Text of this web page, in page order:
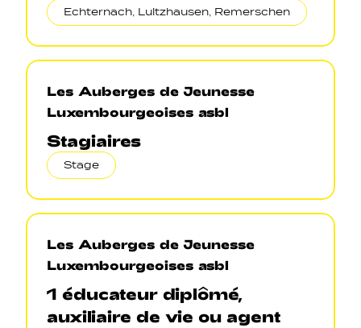
Echternach, Lultzhausen, Remerschen
Les Auberges de Jeunesse
Luxembourgeoises asbl
Stagiaires
Stage
Les Auberges de Jeunesse
Luxembourgeoises asbl
1 éducateur diplômé,
auxiliaire de vie ou agent